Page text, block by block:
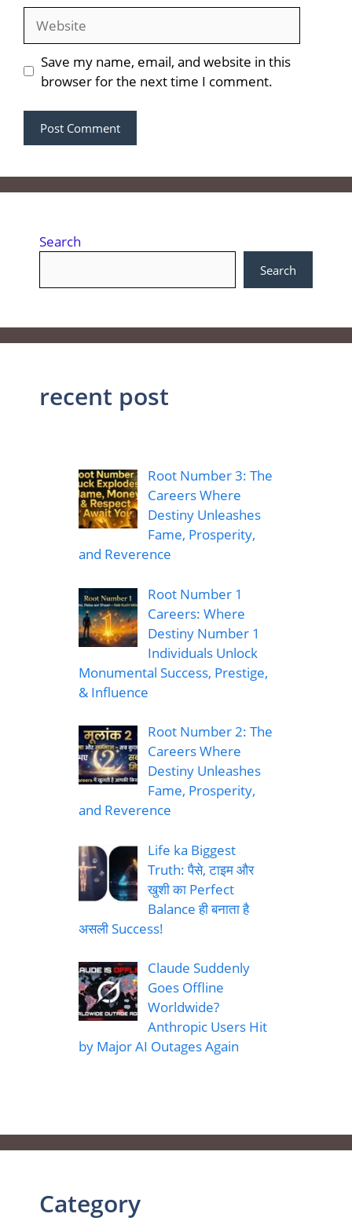
Website
Save my name, email, and website in this
browser for the next time I comment.
Search
Search
recent post
Root Number 3: The
Careers Where
Destiny Unleashes
Fame, Prosperity,
and Reverence
Root Number 1
Careers: Where
Destiny Number 1
Individuals Unlock
Monumental Success, Prestige,
& Influence
Root Number 2: The
Careers Where
Destiny Unleashes
Fame, Prosperity,
and Reverence
Life ka Biggest
Truth: पैसे, टाइम और
खुशी का Perfect
Balance ही बनाता है
असली Success!
Claude Suddenly
Goes Offline
Worldwide?
Anthropic Users Hit
by Major AI Outages Again
Category